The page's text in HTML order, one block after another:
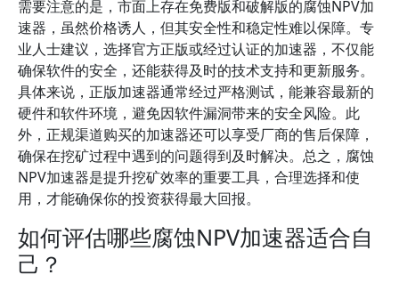
需要注意的是，市面上存在免费版和破解版的腐蚀NPV加
速器，虽然价格诱人，但其安全性和稳定性难以保障。专
业人士建议，选择官方正版或经过认证的加速器，不仅能
确保软件的安全，还能获得及时的技术支持和更新服务。
具体来说，正版加速器通常经过严格测试，能兼容最新的
硬件和软件环境，避免因软件漏洞带来的安全风险。此
外，正规渠道购买的加速器还可以享受厂商的售后保障，
确保在挖矿过程中遇到的问题得到及时解决。总之，腐蚀
NPV加速器是提升挖矿效率的重要工具，合理选择和使
用，才能确保你的投资获得最大回报。
如何评估哪些腐蚀NPV加速器适合自
己？